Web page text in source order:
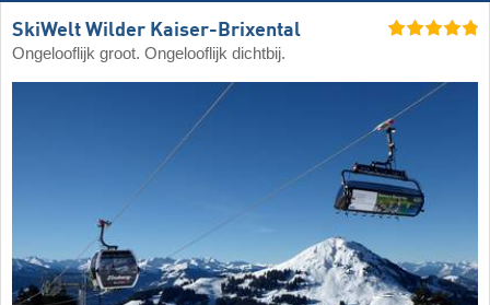
SkiWelt Wilder Kaiser-Brixental
Ongelooflijk groot. Ongelooflijk dichtbij.